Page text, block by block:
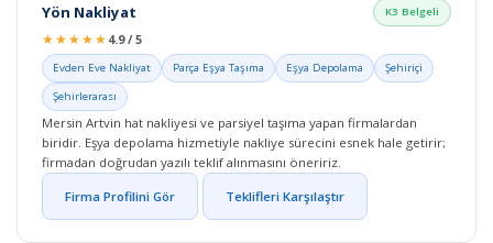
Yön Nakliyat K3 Belgeli
★★★★★ 4.9 / 5
Evden Eve Nakliyat Parça Eşya Taşıma Eşya Depolama
Şehiriçi
Şehirlerarası
Mersin Artvin hat nakliyesi ve parsiyel taşıma yapan firmalardan
biridir. Eşya depolama hizmetiyle nakliye sürecini esnek hale getirir;
firmadan doğrudan yazılı teklif alınmasını öneririz.
Firma Profilini Gör Teklifleri Karşılaştır